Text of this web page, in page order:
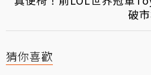
破
猜你喜歡